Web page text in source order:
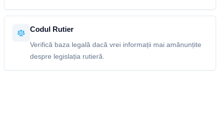
Codul Rutier
Verifică baza legală dacă vrei informații mai amănunțite
despre legislația rutieră.